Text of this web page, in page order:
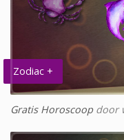
Zodiac +
Gratis Horoscoopdoor